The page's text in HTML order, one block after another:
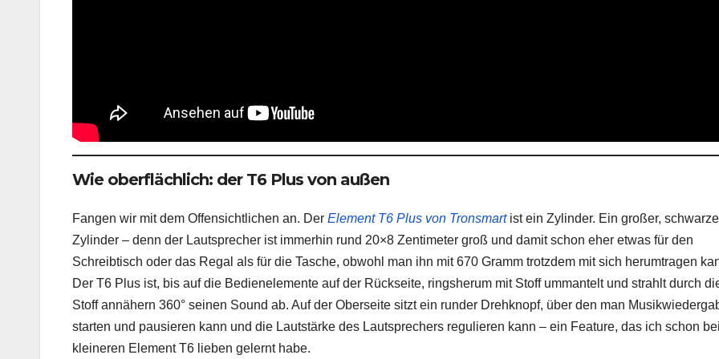
Wie oberflächlich: der T6 Plus von außen
Fangen wir mit dem Offensichtlichen an. Der Element T6 Plus von Tronsmartist ein Zylinder. Ein großer,
Zylinder – denn der Lautsprecher ist immerhin rund 20×8 Zentimeter groß und damit schon eher etwas für den
Schreibtisch oder das Regal als für die Tasche, obwohl man ihn mit 670 Gramm trotzdem mit sich herumtragen
Der T6 Plus ist, bis auf die Bedienelemente auf der Rückseite, ringsherum mit Stoff ummantelt und strahlt durch
Stoff annähern 360° seinen Sound ab. Auf der Oberseite sitzt ein runder Drehknopf, über den man
starten und pausieren kann und die Lautstärke des Lautsprechers regulieren kann – ein Feature, das ich schon
kleineren Element T6 lieben gelernt habe.